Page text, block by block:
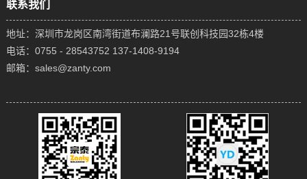
联系我们
地址：深圳市龙岗区南湾街道布澜路21号联创科技园32栋4楼
电话：0755 - 28543752 137-1408-9194
邮箱：sales@zanty.com